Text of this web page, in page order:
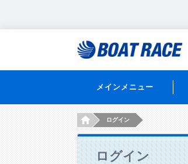
メインメニュー
HOMEログイン
ログイン